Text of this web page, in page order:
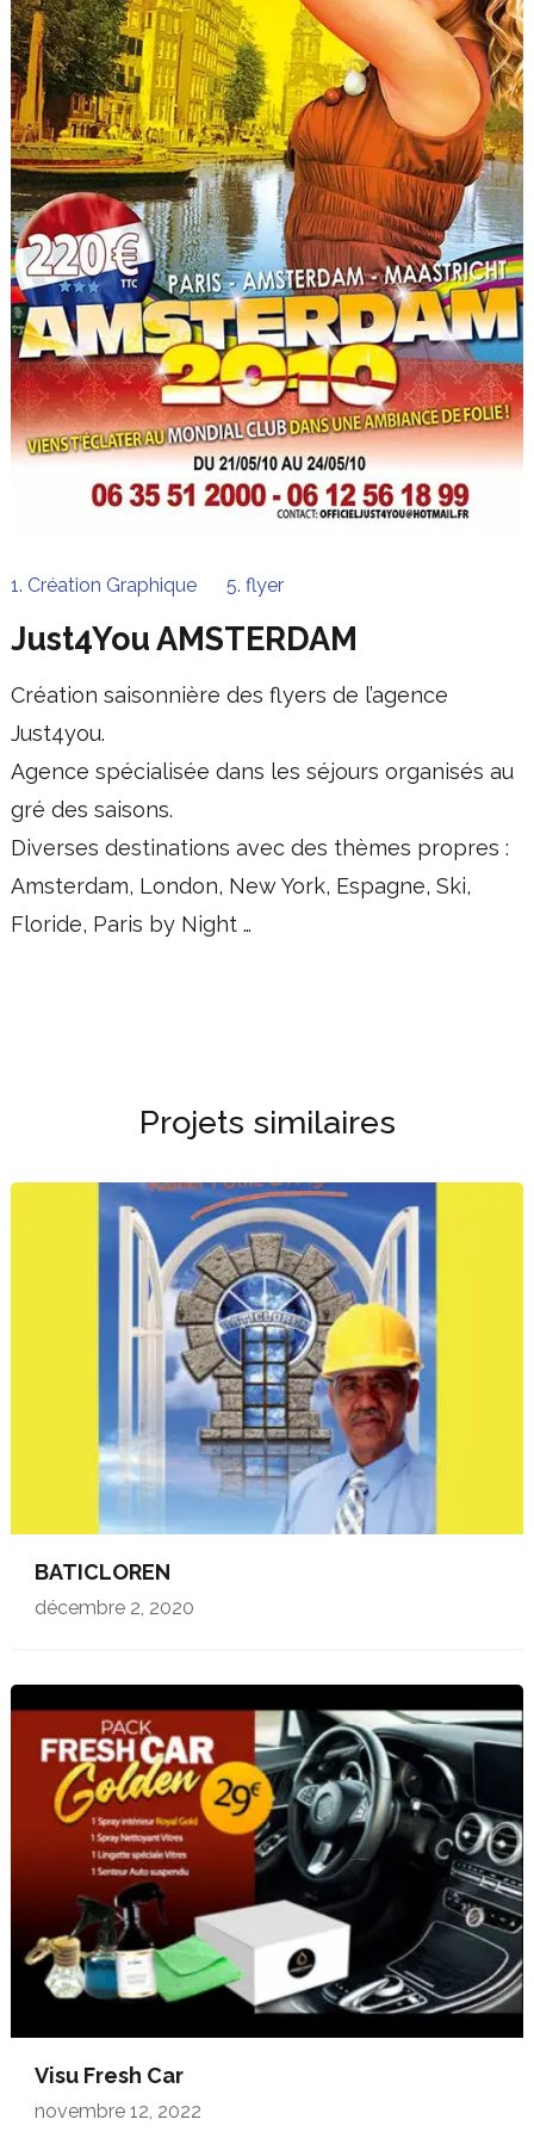
1. Création Graphique 5. flyer
Just4You AMSTERDAM
Création saisonnière des flyers de l’agence
Just4you.
Agence spécialisée dans les séjours organisés au
gré des saisons.
Diverses destinations avec des thèmes propres :
Amsterdam, London, New York, Espagne, Ski,
Floride, Paris by Night …
Projets similaires
BATICLOREN
décembre 2, 2020
Visu Fresh Car
novembre 12, 2022